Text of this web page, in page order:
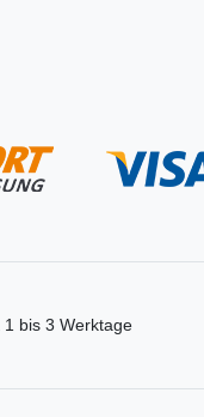
bis 3 Werktage